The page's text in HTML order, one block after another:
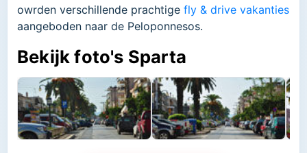
owrden verschillende prachtige fly & drive vakanties
aangeboden naar de Peloponnesos.
Bekijk foto's Sparta